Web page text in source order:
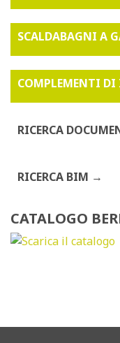
SCALDABAGNI A
COMPLEMENTI
RICERCA
RICERCA BIM
CATALOGO